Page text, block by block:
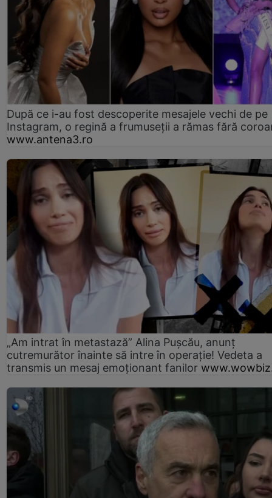
După ce i-au fost descoperite mesajele vechi de pe
Instagram, o regină a frumuseții a rămas fără
www.antena3.ro
„Am intrat în metastază” Alina Pușcău, anunț
cutremurător înainte să intre în operație! Vedeta a
transmis un mesaj emoționant fanilor